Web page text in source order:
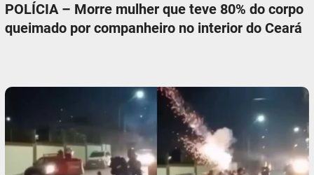
POLÍCIA – Morre mulher que teve 80% do corpo
queimado por companheiro no interior do Ceará